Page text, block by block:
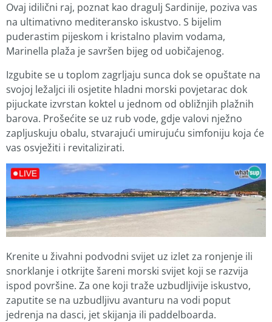
Ovaj idilični raj, poznat kao dragulj Sardinije, poziva vas
na ultimativno mediteransko iskustvo. S bijelim
puderastim pijeskom i kristalno plavim vodama,
Marinella plaža je savršen bijeg od uobičajenog.
Izgubite se u toplom zagrljaju sunca dok se opuštate na
svojoj ležaljci ili osjetite hladni morski povjetarac dok
pijuckate izvrstan koktel u jednom od obližnjih plažnih
barova. Prošećite se uz rub vode, gdje valovi nježno
zapljuskuju obalu, stvarajući umirujuću simfoniju koja će
vas osvježiti i revitalizirati.
Krenite u živahni podvodni svijet uz izlet za ronjenje ili
snorklanje i otkrijte šareni morski svijet koji se razvija
ispod površine. Za one koji traže uzbudljivije iskustvo,
zaputite se na uzbudljivu avanturu na vodi poput
jedrenja na dasci, jet skijanja ili paddelboarda.